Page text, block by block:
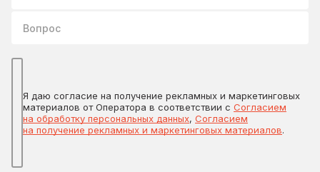
Я даю согласие на получение рекламных и маркетинговых
материалов от Оператора в соответствии с Согласием
на обработку персональных данных, Согласием
на получение рекламных и маркетинговых материалов.